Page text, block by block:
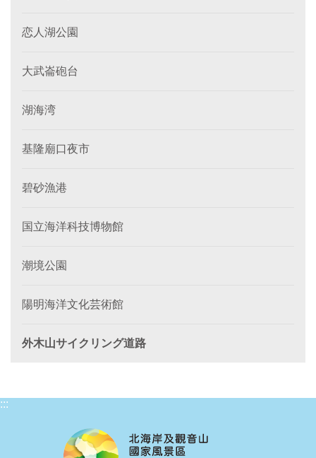
恋人湖公園
大武崙砲台
湖海湾
基隆廟口夜市
碧砂漁港
国立海洋科技博物館
潮境公園
陽明海洋文化芸術館
外木山サイクリング道路
:::